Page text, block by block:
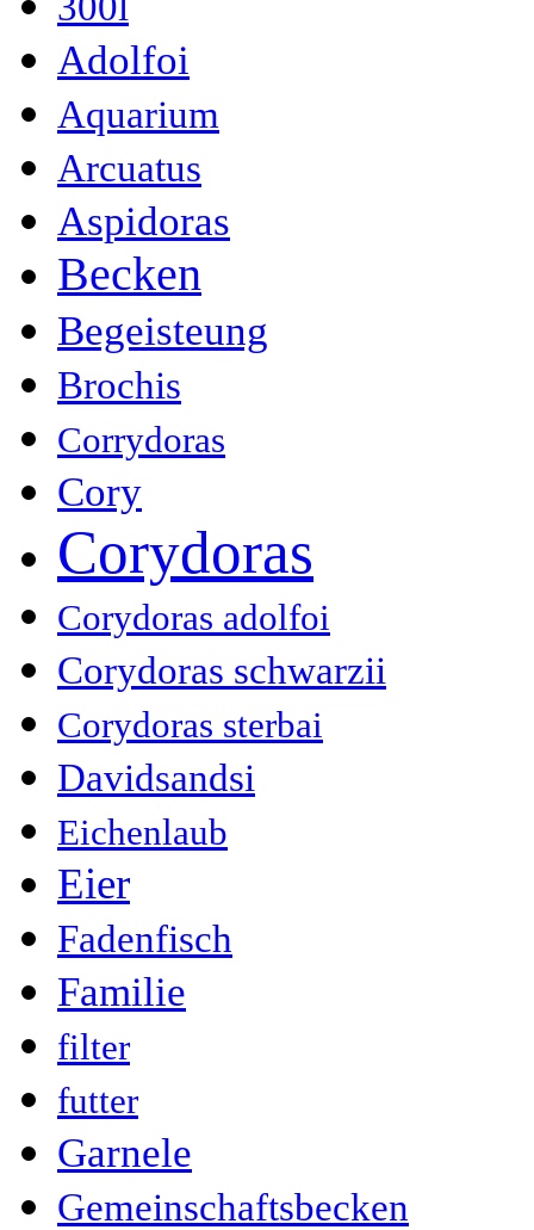
Adolfoi
Aquarium
Arcuatus
Aspidoras
Becken
Begeisteung
Brochis
Corrydoras
Cory
Corydoras
Corydoras adolfoi
Corydoras schwarzii
Corydoras sterbai
Davidsandsi
Eichenlaub
Eier
Fadenfisch
Familie
filter
futter
Garnele
Gemeinschaftsbecken